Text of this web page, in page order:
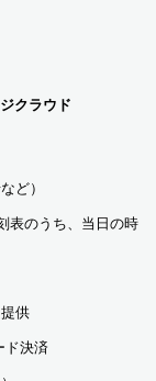
クラウド
ど）
表のうち、当日の時
供
ド決済